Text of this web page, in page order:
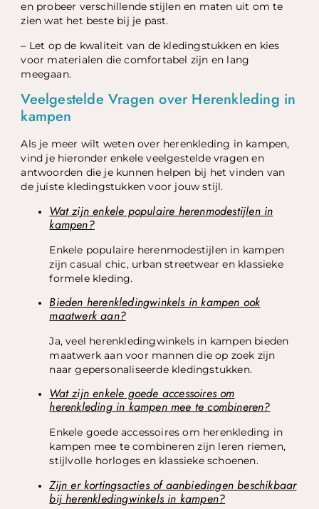
en probeer verschillende stijlen en maten uit om te
zien wat het beste bij je past.
– Let op de kwaliteit van de kledingstukken en kies
voor materialen die comfortabel zijn en lang
meegaan.
Veelgestelde Vragen over Herenkleding in
kampen
Als je meer wilt weten over herenkleding in kampen,
vind je hieronder enkele veelgestelde vragen en
antwoorden die je kunnen helpen bij het vinden van
de juiste kledingstukken voor jouw stijl.
Wat zijn enkele populaire herenmodestijlen in
kampen?
Enkele populaire herenmodestijlen in kampen
zijn casual chic, urban streetwear en klassieke
formele kleding.
Bieden herenkledingwinkels in kampen ook
maatwerk aan?
Ja, veel herenkledingwinkels in kampen bieden
maatwerk aan voor mannen die op zoek zijn
naar gepersonaliseerde kledingstukken.
Wat zijn enkele goede accessoires om
herenkleding in kampen mee te combineren?
Enkele goede accessoires om herenkleding in
kampen mee te combineren zijn leren riemen,
stijlvolle horloges en klassieke schoenen.
Zijn er kortingsacties of aanbiedingen beschikbaar
bij herenkledingwinkels in kampen?